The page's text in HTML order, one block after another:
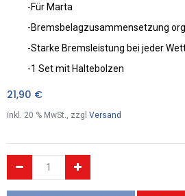
-Für Marta
-Bremsbelagzusammensetzung
-Starke Bremsleistung bei jeder
-1 Set mit Haltebolzen
21,90 €
inkl. 20 % MwSt., zzgl Versand